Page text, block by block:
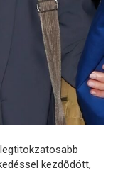
kezdődött,